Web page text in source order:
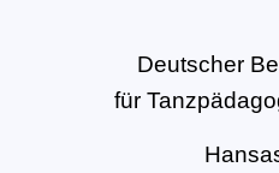
Deutscher
für